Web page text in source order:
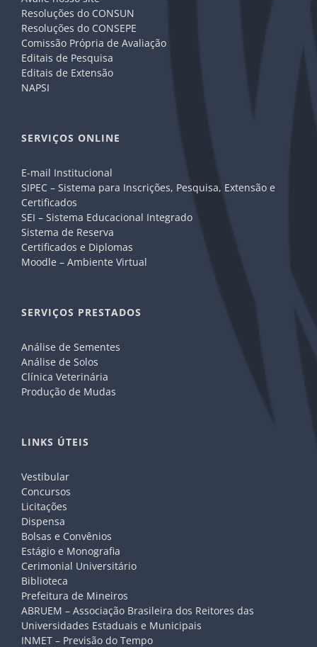
Resoluções do CONSUN
Resoluções do CONSEPE
Comissão Própria de Avaliação
Editais de Pesquisa
Editais de Extensão
NAPSI
SERVIÇOS ONLINE
E-mail Institucional
SIPEC – Sistema para Inscrições, Pesquisa, Extensão e
Certificados
SEI – Sistema Educacional Integrado
Sistema de Reserva
Certificados e Diplomas
Moodle – Ambiente Virtual
SERVIÇOS PRESTADOS
Análise de Sementes
Análise de Solos
Clínica Veterinária
Produção de Mudas
LINKS ÚTEIS
Vestibular
Concursos
Licitações
Dispensa
Bolsas e Convênios
Estágio e Monografia
Cerimonial Universitário
Biblioteca
Prefeitura de Mineiros
ABRUEM – Associação Brasileira dos Reitores das
Universidades Estaduais e Municipais
INMET – Previsão do Tempo